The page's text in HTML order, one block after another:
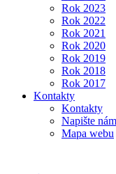
Rok 2023
Rok 2022
Rok 2021
Rok 2020
Rok 2019
Rok 2018
Rok 2017
Kontakty
Kontakty
Napište nám
Mapa webu